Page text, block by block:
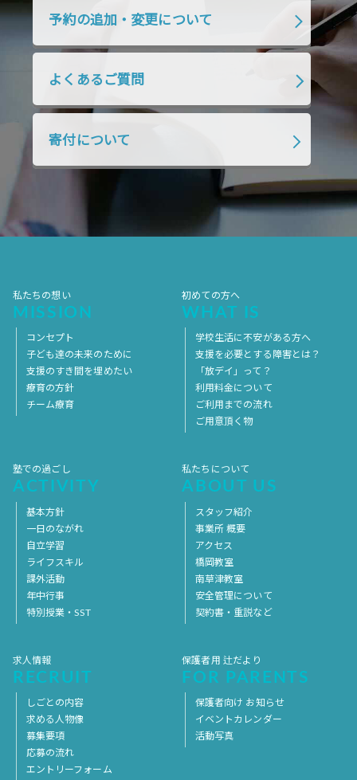
2019年4月
2018年7月 2018年6月
2018年4月 2018年3月 2018年2月
2018年1月 2017年12月
2017年10月 2017年9月 2017年8月
2017年5月
2017年4月
予約の追加・変更について
よくあるご質問
寄付について
私たちの想い
MISSION
コンセプト
子ども達の未来のために
支援のすき間を埋めたい
療育の方針
チーム療育
初めての方へ
WHAT IS
学校生活に不安がある方へ
支援を必要とする障害とは？
「放デイ」って？
利用料金について
ご利用までの流れ
ご用意頂く物
塾での過ごし
ACTIVITY
基本方針
一日のながれ
自立学習
ライフスキル
課外活動
年中行事
特別授業・SST
私たちについて
ABOUT US
スタッフ紹介
事業所 概要
アクセス
橋岡教室
南草津教室
安全管理について
契約書・重説など
求人情報
RECRUIT
しごとの内容
求める人物像
募集要項
応募の流れ
エントリーフォーム
保護者用 辻だより
FOR PARENTS
保護者向け お知らせ
イベントカレンダー
活動写真